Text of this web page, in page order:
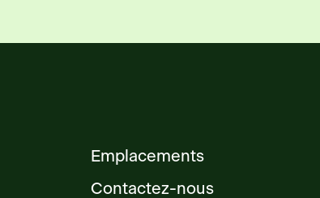
Emplacements
Contactez-nous